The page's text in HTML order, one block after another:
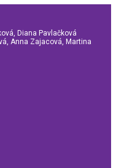
Diana Pavlačková
Anna Zajacová, Martina